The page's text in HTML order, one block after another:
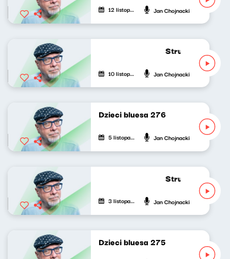
12 listopada 2025 Jan Chojnacki
Strumień
10 listopada 2025 Jan Chojnacki
Dzieci bluesa 276
5 listopada 2025 Jan Chojnacki
Strumień
3 listopada 2025 Jan Chojnacki
Dzieci bluesa 275